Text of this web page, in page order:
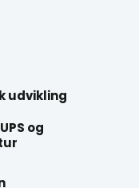
udvikling
og